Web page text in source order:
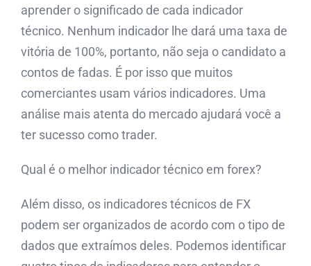
aprender o significado de cada indicador
técnico. Nenhum indicador lhe dará uma taxa de
vitória de 100%, portanto, não seja o candidato a
contos de fadas. É por isso que muitos
comerciantes usam vários indicadores. Uma
análise mais atenta do mercado ajudará você a
ter sucesso como trader.
Qual é o melhor indicador técnico em forex?
Além disso, os indicadores técnicos de FX
podem ser organizados de acordo com o tipo de
dados que extraímos deles. Podemos identificar